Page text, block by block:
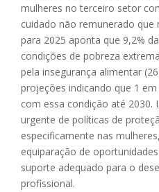
mulheres no terceiro setor
cuidado não remunerado que
para 2025 aponta que 9,2%
condições de pobreza
pela insegurança alimentar
projeções indicando que 1
com essa condição até 2030.
urgente de políticas de
especificamente nas
equiparação de
suporte adequado para o
profissional.